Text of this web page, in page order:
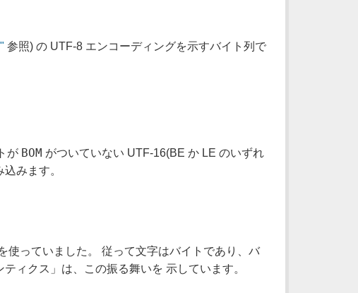
参照) の UTF-8 エンコーディングを示すバイト列で
が BOM がついていない UTF-16(BE か LE のいずれ
みます。
使っていました。 従って文字はバイトであり、バ
ィクス」は、この振る舞いを 示しています。